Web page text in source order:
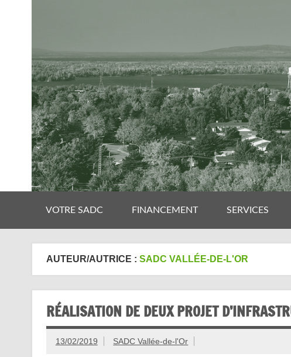
VOTRE SADC FINANCEMENT SERVICES
AUTEUR/AUTRICE : SADC VALLÉE-DE-L'OR
RÉALISATION DE DEUX PROJET
13/02/2019 SADC Vallée-de-l'Or